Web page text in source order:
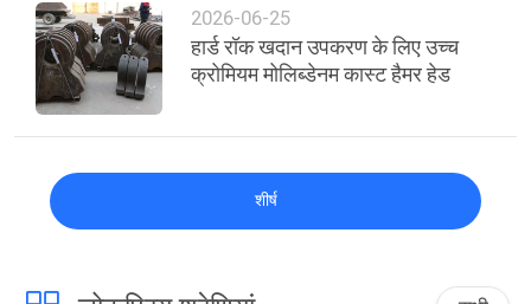
2026-06-25
हार्ड रॉक खदान उपकरण के लिए उच्च
क्रोमियम मोलिब्डेनम कास्ट हैमर हेड
शीर्ष